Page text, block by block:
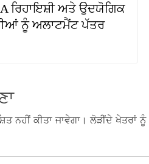
ਰਿਹਾਇਸ਼ੀ ਅਤੇ ਉਦਯੋਗਿਕ
ਨੂੰ ਅਲਾਟਮੈਂਟ ਪੱਤਰ
ਨਹੀਂ ਕੀਤਾ ਜਾਵੇਗਾ। ਲੋੜੀਂਦੇ ਖੇਤਰਾਂ ਨੂੰ